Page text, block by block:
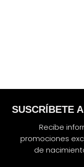
SUSCRÍBETE
Recibe
promociones
de